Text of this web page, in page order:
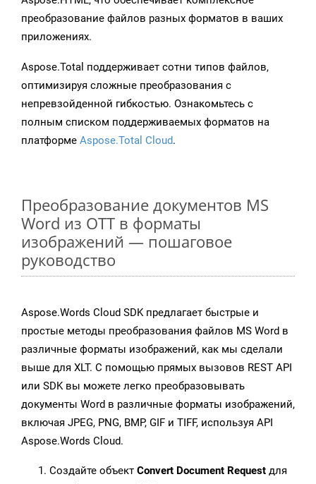
преобразование файлов разных форматов в ваших
приложениях.
Aspose.Total поддерживает сотни типов файлов,
оптимизируя сложные преобразования с
непревзойденной гибкостью. Ознакомьтесь с
полным списком поддерживаемых форматов на
платформе Aspose.Total Cloud.
Преобразование документов MS
Word из OTT в форматы
изображений — пошаговое
руководство
Aspose.Words Cloud SDK предлагает быстрые и
простые методы преобразования файлов MS Word в
различные форматы изображений, как мы сделали
выше для XLT. С помощью прямых вызовов REST API
или SDK вы можете легко преобразовывать
документы Word в различные форматы изображений,
включая JPEG, PNG, BMP, GIF и TIFF, используя API
Aspose.Words Cloud.
Создайте объект Convert Document Request для